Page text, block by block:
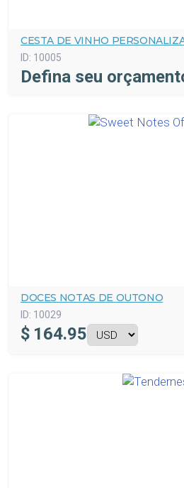
CESTA DE VINHO
ID: 10005
Defina seu
DOCES NOTAS DE OUTONO
ID: 10029
$ 164.95